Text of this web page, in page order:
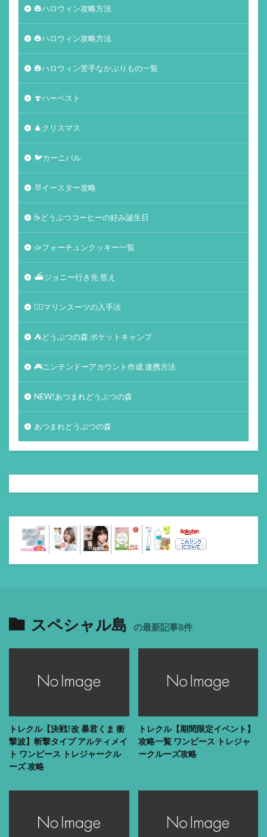
🎃ハロウィン攻略方法
🎃ハロウィン攻略方法
🎃ハロウィン苦手なかぶりもの一覧
🍄ハーベスト
🎄クリスマス
🐦カーニバル
🐰イースター攻略
☕️どうぶつコーヒーの好み誕生日
🥠フォーチュンクッキー一覧
⛴ジョニー行き先 答え
🏄‍♀️マリンスーツの入手法
⛺どうぶつの森 ポケットキャンプ
🎮ニンテンドーアカウント作成 連携方法
NEW!あつまれどうぶつの森
あつまれどうぶつの森
スペシャル島 の最新記事8件
トレクル【決戦!改 暴君くま 衝
撃波】斬撃タイプ アルティメイ
ト ワンピース トレジャークル
ーズ 攻略
トレクル【期間限定イベント】
攻略一覧 ワンピース トレジャ
ークルーズ攻略